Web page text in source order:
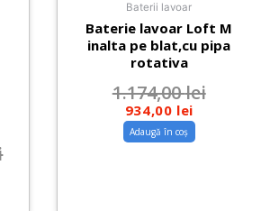
Baterii lavoar
Baterie lavoar Loft M
inalta pe blat,cu pipa
rotativa
1.174,00lei
934,00 lei
Adaugă în coș